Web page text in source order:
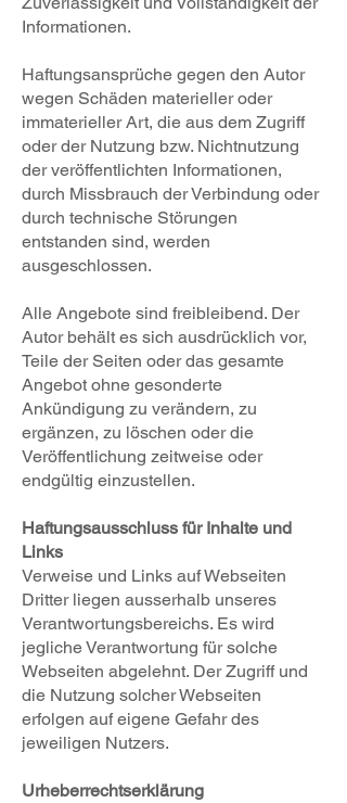
Informationen.
Haftungsansprüche gegen den Autor
wegen Schäden materieller oder
immaterieller Art, die aus dem Zugriff
oder der Nutzung bzw. Nichtnutzung
der veröffentlichten Informationen,
durch Missbrauch der Verbindung oder
durch technische Störungen
entstanden sind, werden
ausgeschlossen.
Alle Angebote sind freibleibend. Der
Autor behält es sich ausdrücklich vor,
Teile der Seiten oder das gesamte
Angebot ohne gesonderte
Ankündigung zu verändern, zu
ergänzen, zu löschen oder die
Veröffentlichung zeitweise oder
endgültig einzustellen.
Haftungsausschluss für Inhalte und
Links
Verweise und Links auf Webseiten
Dritter liegen ausserhalb unseres
Verantwortungsbereichs. Es wird
jegliche Verantwortung für solche
Webseiten abgelehnt. Der Zugriff und
die Nutzung solcher Webseiten
erfolgen auf eigene Gefahr des
jeweiligen Nutzers.
Urheberrechtserklärung